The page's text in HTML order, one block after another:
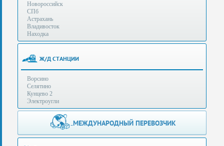
Стоимость
услуг
Контакты
Заказать
звонок
Сделать
запрос
Многоканальный
телефон:
Дополнительные
+7 (929) 575-
Новороссийск
СПб
Астрахань
Владивосток
Находка
Ж/Д СТАНЦИИ
Ворсино
Селятино
Кунцево 2
Электроугли
МЕЖДУНАРОДНЫЙ ПЕРЕВОЗЧИК